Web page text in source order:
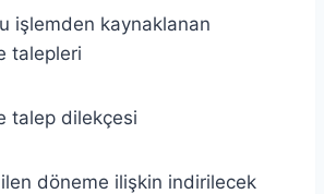
işlemden kaynaklanan
talepleri
talep dilekçesi
döneme ilişkin indirilecek